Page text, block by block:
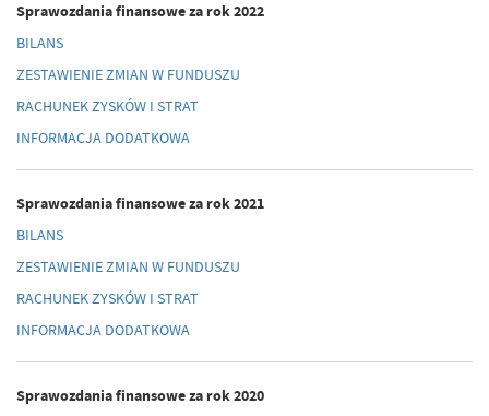
Sprawozdania finansowe za rok 2022
BILANS
ZESTAWIENIE ZMIAN W FUNDUSZU
RACHUNEK ZYSKÓW I STRAT
INFORMACJA DODATKOWA
Sprawozdania finansowe za rok 2021
BILANS
ZESTAWIENIE ZMIAN W FUNDUSZU
RACHUNEK ZYSKÓW I STRAT
INFORMACJA DODATKOWA
Sprawozdania finansowe za rok 2020